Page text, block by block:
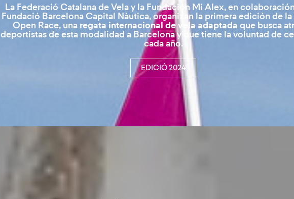
La Federació Catalana de Vela y la Fundación Mi Alex, en
Fundació Barcelona Capital Nàutica, organizan la primera edición de la
Open Race, una regata internacional de vela adaptada que busca
deportistas de esta modalidad a Barcelona y que tiene la voluntad de
cada año.
EDICIÓ 2024